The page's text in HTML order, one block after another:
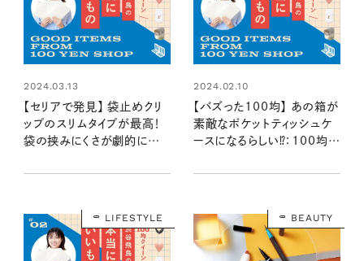
2024.03.13
【セリアで発見】 袋止めクリ
ップのスリムタイプが最高！
袋の挟みにくさが劇的に改
鳥の『本当にいいもの』第5
2024.02.10
【バズった100均】 あの箱が
素敵なポケットティッシュケ
ースになるらしい⁉：100均ク
いもの』第4回④
LIFESTYLE BEAUTY